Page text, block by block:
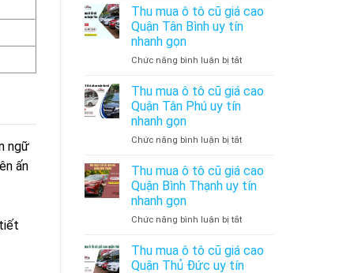
ngữ
ấn
gọn
Quận
Nhuận
tín
gọn
mua
tô
giá
Quận
tín
gọn
Thu mua ô tô cũ giá cao
Quận Tân Bình uy tín
nhanh gọn
Chức năng bình luận bị tắtở
mua
giá
Quận
Tân
Bình
tín
gọn
Thu mua ô tô cũ giá cao
Quận Tân Phú uy tín
nhanh gọn
Chức năng bình luận bị tắtở
mua
ô
tô
giá
Quận
Thu mua ô tô cũ giá cao
Quận Bình Thạnh uy tín
nhanh gọn
Chức năng bình luận bị tắtở
mua
Thu mua ô tô cũ giá cao
Quận Thủ Đức uy tín